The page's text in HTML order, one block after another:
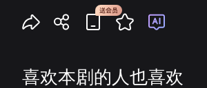
喜欢本剧的人也喜欢